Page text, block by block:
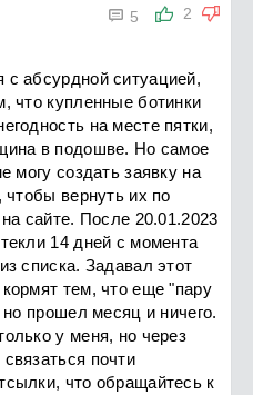
2
 5
с абсурдной ситуацией,
что купленные ботинки
на месте пятки,
в подошве. Но самое
могу создать заявку на
чтобы вернуть их по
на сайте. После 20.01.2023
14 дней с момента
списка. Задавал этот
тем, что еще "пару
но прошел месяц и ничего.
у меня, но через
почти
что обращайтесь к